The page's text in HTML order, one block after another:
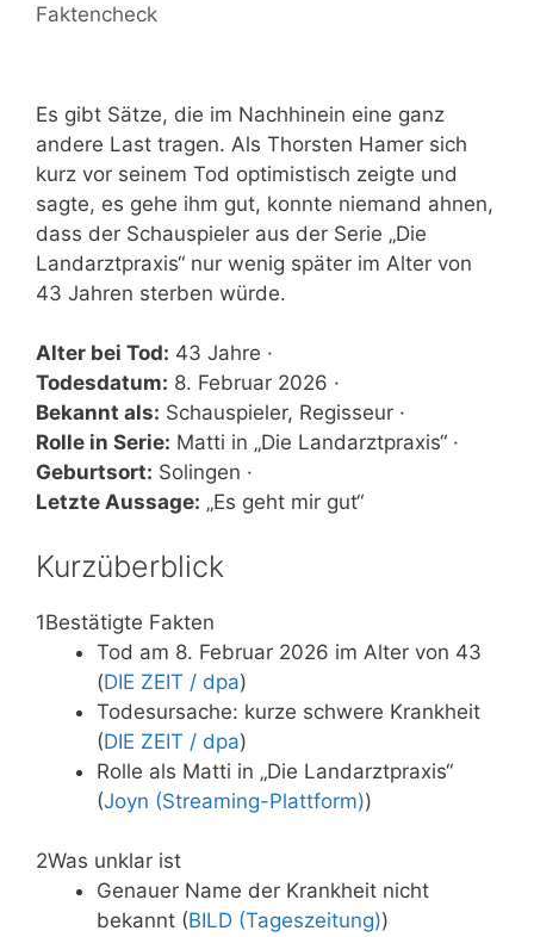
Faktencheck
Es gibt Sätze, die im Nachhinein eine ganz
andere Last tragen. Als Thorsten Hamer sich
kurz vor seinem Tod optimistisch zeigte und
sagte, es gehe ihm gut, konnte niemand ahnen,
dass der Schauspieler aus der Serie „Die
Landarztpraxis“ nur wenig später im Alter von
43 Jahren sterben würde.
Alter bei Tod: 43 Jahre ·
Todesdatum: 8. Februar 2026 ·
Bekannt als: Schauspieler, Regisseur ·
Rolle in Serie: Matti in „Die Landarztpraxis“ ·
Geburtsort: Solingen ·
Letzte Aussage: „Es geht mir gut“
Kurzüberblick
1Bestätigte Fakten
Tod am 8. Februar 2026 im Alter von 43
(DIE ZEIT / dpa)
Todesursache: kurze schwere Krankheit
(DIE ZEIT / dpa)
Rolle als Matti in „Die Landarztpraxis“
(Joyn (Streaming-Plattform))
2Was unklar ist
Genauer Name der Krankheit nicht
bekannt (BILD (Tageszeitung))